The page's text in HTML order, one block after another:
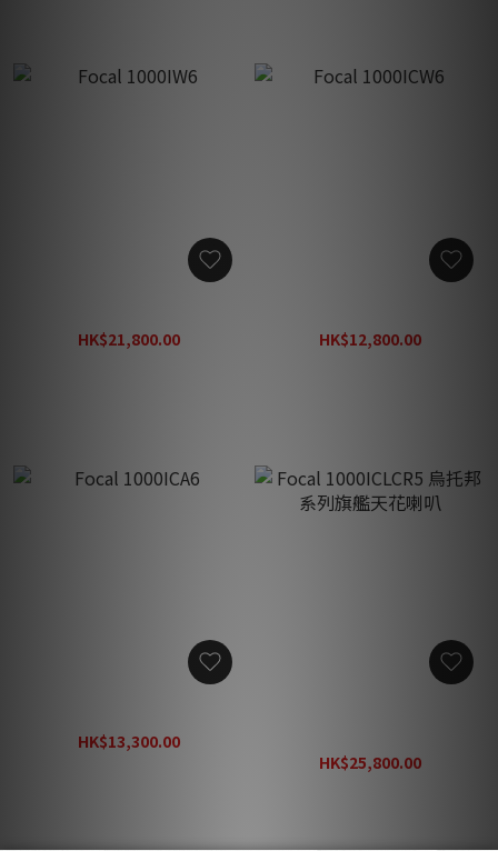
HK$21,800.00
HK$12,800.00
HK$13,300.00
HK$25,800.00